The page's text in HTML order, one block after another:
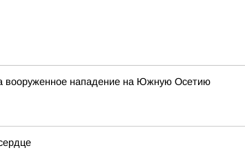
вооруженное нападение на Южную Осетию